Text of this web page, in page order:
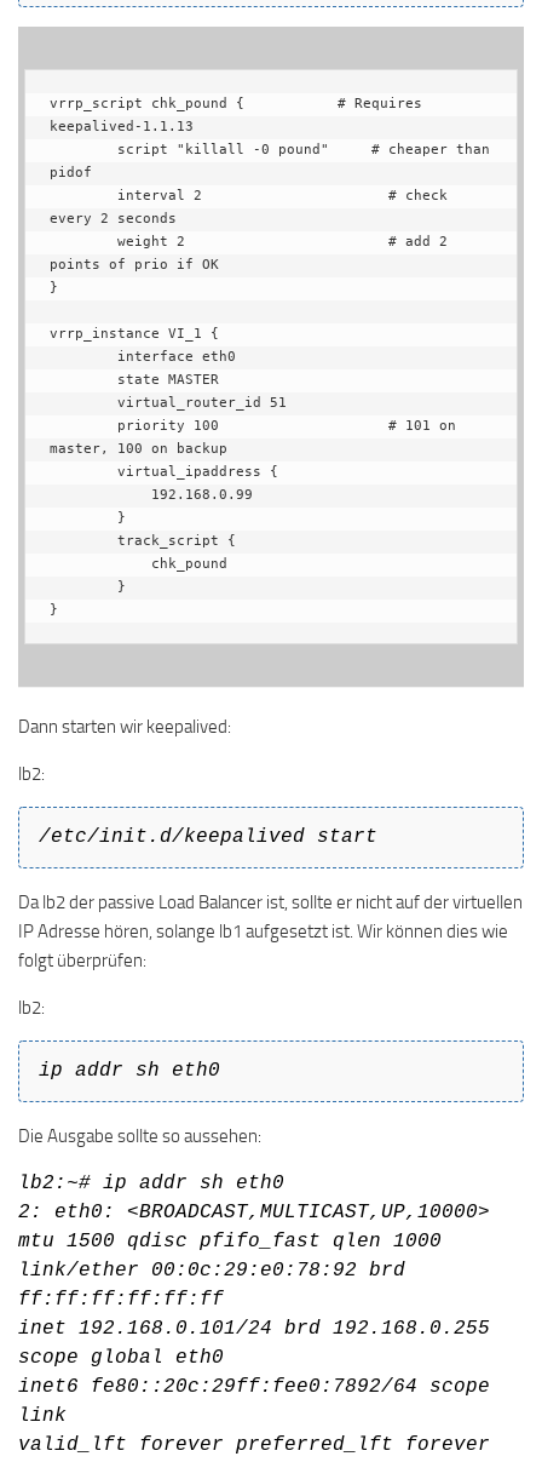
vrrp_script chk_pound {           # Requires
keepalived-1.1.13
pidof
every 2 seconds
points of prio if OK
}
vrrp_instance VI_1 {
master, 100 on backup
}
Dann starten wir keepalived:
lb2:
/etc/init.d/keepalived start
Da lb2 der passive Load Balancer ist, sollte er nicht auf der virtuellen
IP Adresse hören, solange lb1 aufgesetzt ist. Wir können dies wie
folgt überprüfen:
lb2:
ip addr sh eth0
Die Ausgabe sollte so aussehen:
lb2:~# ip addr sh eth0
2: eth0: <BROADCAST,MULTICAST,UP,10000>
mtu 1500 qdisc pfifo_fast qlen 1000
link/ether 00:0c:29:e0:78:92 brd
ff:ff:ff:ff:ff:ff
inet 192.168.0.101/24 brd 192.168.0.255
scope global eth0
inet6 fe80::20c:29ff:fee0:7892/64 scope
link
valid_lft forever preferred_lft forever